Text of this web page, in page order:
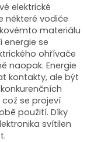
elektrické
některé vodiče
materiálu
se
ohřívače
naopak. Energie
kontakty, ale být
se projeví
použití. Díky
svítilen